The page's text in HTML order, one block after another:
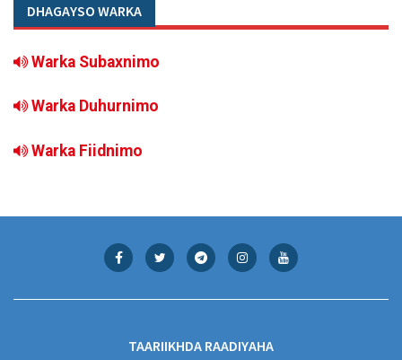
DHAGAYSO WARKA
Warka Subaxnimo
Warka Duhurnimo
Warka Fiidnimo
TAARIIKHDA RAADIYAHA